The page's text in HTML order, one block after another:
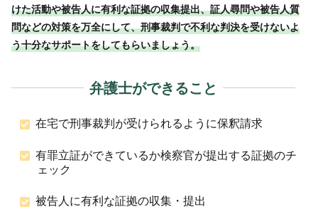
けた活動や被告人に有利な証拠の収集提出、証人尋問や被告人質
問などの対策を万全にして、刑事裁判で不利な判決を受けないよ
う十分なサポートをしてもらいましょう。
弁護士ができること
在宅で刑事裁判が受けられるように保釈請求
有罪立証ができているか検察官が提出する証拠のチ
ェック
被告人に有利な証拠の収集・提出